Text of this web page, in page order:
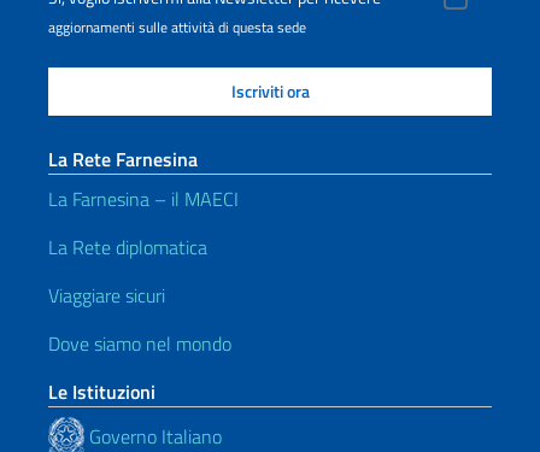
aggiornamenti sulle attività di questa sede
La Rete Farnesina
La Farnesina – il MAECI
La Rete diplomatica
Viaggiare sicuri
Dove siamo nel mondo
Le Istituzioni
Governo Italiano